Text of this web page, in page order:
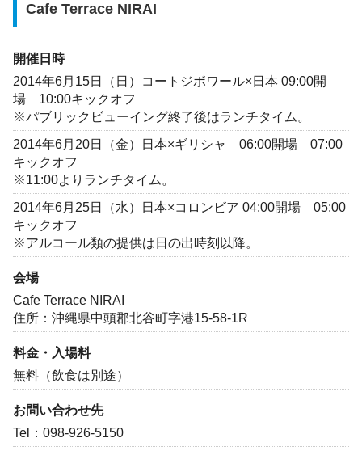
Cafe Terrace NIRAI
開催日時
2014年6月15日（日）コートジボワール×日本 09:00開
場 10:00キックオフ
※パブリックビューイング終了後はランチタイム。
2014年6月20日（金）日本×ギリシャ 06:00開場 07:00
キックオフ
※11:00よりランチタイム。
2014年6月25日（水）日本×コロンビア 04:00開場 05:00
キックオフ
※アルコール類の提供は日の出時刻以降。
会場
Cafe Terrace NIRAI
住所：沖縄県中頭郡北谷町字港15-58-1R
料金・入場料
無料（飲食は別途）
お問い合わせ先
Tel：098-926-5150